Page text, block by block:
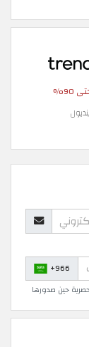
+966
حين صدورها